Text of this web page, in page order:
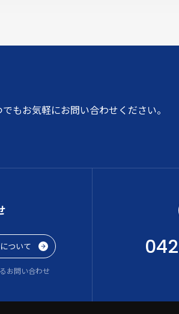
でもお気軽にお問い合わせください。
ついて
お問い合わせ